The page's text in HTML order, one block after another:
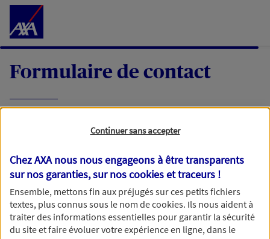
Accéder au Contenu
Formulaire de contact
demande, nous vous répondrons dans les
meilleurs délais par mail ou par téléphone.
Votre message :
Continuer sans accepter
Chez AXA nous nous engageons à être transparents
sur nos garanties, sur noscookies et traceurs !
Ensemble, mettons fin aux préjugés sur ces petits fichiers
textes, plus connus sous le nom decookies. Ils nous aident à
traiter des informations essentielles pour garantir la sécurité
du site et faire évoluer votre expérience en ligne, dans le